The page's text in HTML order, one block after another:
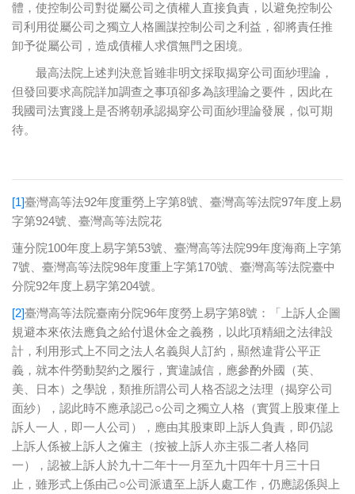
體，使控制公司對從屬公司之債權人直接負責，以避免控制公
司利用從屬公司之獨立人格圖謀控制公司之利益，卻將責任推
卸予從屬公司，造成債權人求償無門之困境。
最高法院上述判決意旨雖非明文採取揭穿公司面紗理論，
但發回要求高院詳加調查之事項卻多為該理論之要件，因此在
我國司法實踐上是否將朝承認揭穿公司面紗理論發展，似可期
待。
[1]臺灣高等法92年度重勞上字第8號、臺灣高等法院97年度上易
字第924號、臺灣高等法院花
蓮分院100年度上易字第53號、臺灣高等法院99年度海商上字第
7號、臺灣高等法院98年度重上字第170號、臺灣高等法院臺中
分院92年度上易字第204號。
[2]臺灣高等法院臺南分院96年度勞上易字第8號：「上訴人企圖
規避本來依法應負之給付退休金之義務，以此項精細之法律設
計，利用形式上不同之法人名義與人訂約，顯然違背公平正
義，就本件勞動契約之履行，實違誠信，應參酌外國（英、
美、日本）之學說，類推所謂公司人格否認之法理（揭穿公司
面紗），認此時不應承認己○公司之獨立人格（實質上股東僅上
訴人一人，即一人公司），應由其股東即上訴人負責，即仍認
上訴人係被上訴人之僱主（按被上訴人亦主張二者人格同
一），認被上訴人於九十二年十一月至九十四年十月三十日
止，雖形式上係由己○公司派遺至上訴人處工作，仍應認係與上